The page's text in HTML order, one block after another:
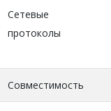
Сетевые
протоколы
Совместимость